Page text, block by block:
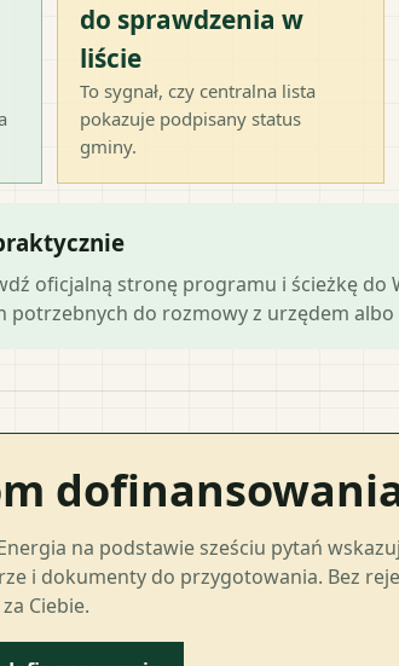
do sprawdzenia w
liście
To sygnał, czy centralna lista
pokazuje podpisany status
gminy.
oficjalną stronę programu i ścieżkę do
potrzebnych do rozmowy z urzędem albo
na podstawie sześciu pytań
i dokumenty do przygotowania. Bez
Ciebie.